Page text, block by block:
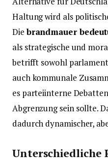
Haltung wird als
Diebrandmauer
als strategische und
betrifft sowohl
auch kommunale
es parteiinterne
Abgrenzung sein sollte.
dadurch dynamischer,
Unterschiedliche